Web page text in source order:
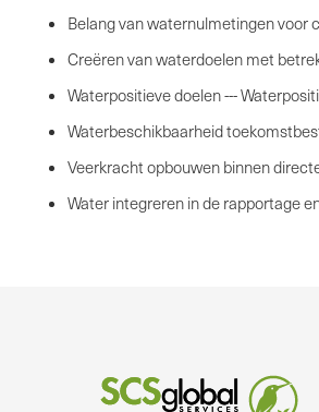
Belang van waternulmetingen voor
Creëren van waterdoelen met
Waterpositieve doelen ---
Waterbeschikbaarheid
Veerkracht opbouwen binnen
Water integreren in de rapportage